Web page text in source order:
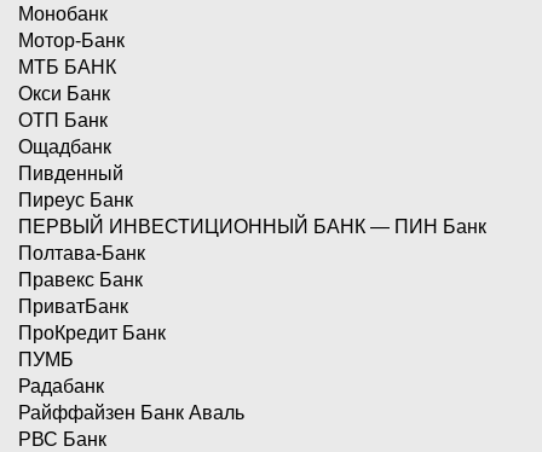
Монобанк
Мотор-Банк
МТБ БАНК
Окси Банк
ОТП Банк
Ощадбанк
Пивденный
Пиреус Банк
ПЕРВЫЙ ИНВЕСТИЦИОННЫЙ БАНК — ПИН Банк
Полтава-Банк
Правекс Банк
ПриватБанк
ПроКредит Банк
ПУМБ
Радабанк
Райффайзен Банк Аваль
РВС Банк